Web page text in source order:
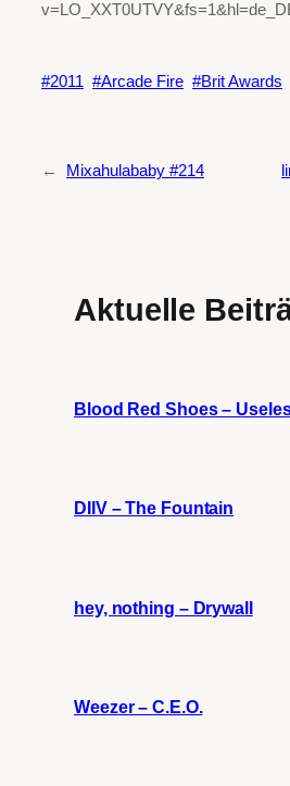
2011 Arcade Fire Brit Awards
← Mixahulababy #214
Aktuelle
Blood Red Shoes –
DIIV – The Fountain
hey, nothing – Drywall
Weezer – C.E.O.